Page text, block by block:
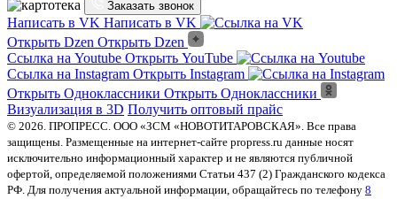
Для жалоб и предложений
Правовая информация
Политика конфиденциальности
Cookies
(800) 101-40-23
Заказать звонок
Написать в VK Написать в VK
Открыть Dzen Открыть Dzen
Ссылка на Youtube Открыть YouTube
Ссылка на Instagram Открыть Instagram